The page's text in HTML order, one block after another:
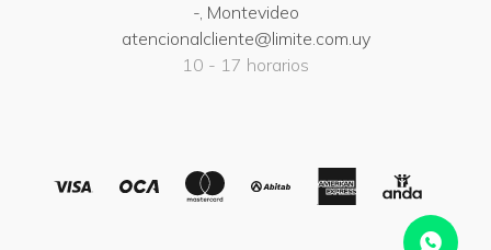
-, Montevideo
atencionalcliente@limite.com.uy
10 - 17 horarios